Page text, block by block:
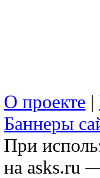
О проекте |
Баннеры
При
на asks.ru